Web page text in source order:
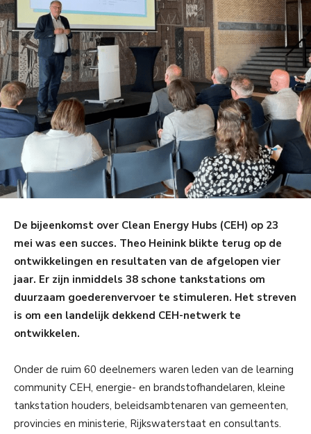
De bijeenkomst over Clean Energy Hubs (CEH) op 23
mei was een succes. Theo Heinink blikte terug op de
ontwikkelingen en resultaten van de afgelopen vier
jaar. Er zijn inmiddels 38 schone tankstations om
duurzaam goederenvervoer te stimuleren. Het streven
is om een landelijk dekkend CEH-netwerk te
ontwikkelen.
Onder de ruim 60 deelnemers waren leden van de learning
community CEH, energie- en brandstofhandelaren, kleine
tankstation houders, beleidsambtenaren van gemeenten,
provincies en ministerie, Rijkswaterstaat en consultants.